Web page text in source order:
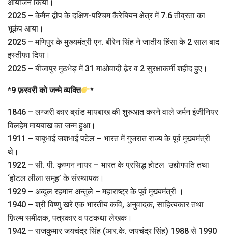
आयोजन किया।
2025 – केमैन द्वीप के दक्षिण-पश्चिम कैरेबियन क्षेत्र में 7.6 तीव्रता का
भूकंप आया।
2025 – मणिपुर के मुख्यमंत्री एन. बीरेन सिंह ने जातीय हिंसा के 2 साल बाद
इस्तीफा दिया।
2025 – बीजापुर मुठभेड़ में 31 माओवादी ढे़र व 2 सुरक्षाकर्मी शहीद हुए।
*9 फ़रवरी को जन्मे व्यक्ति *
1846 – लग्जरी कार ब्रांड मायबाख की शुरुआत करने वाले जर्मन इंजीनियर
विलहेम मायबाख का जन्म हुआ।
1911 – बाबूभाई जशभाई पटेल – भारत में गुजरात राज्य के पूर्व मुख्यमंत्री
थे।
1922 – सी. पी. कृष्णन नायर – भारत के प्रसिद्ध होटल उद्योगपति तथा
‘होटल लीला समूह’ के संस्थापक।
1929 – अब्दुल रहमान अन्तुले – महाराष्ट्र के पूर्व मुख्यमंत्री ।
1940 – श्री विष्णु खरे एक भारतीय कवि, अनुवादक, साहित्यकार तथा
फ़िल्म समीक्षक, पत्रकार व पटकथा लेखक।
1942 – राजकुमार जयचंद्र सिंह (आर.के. जयचंद्र सिंह) 1988 से 1990